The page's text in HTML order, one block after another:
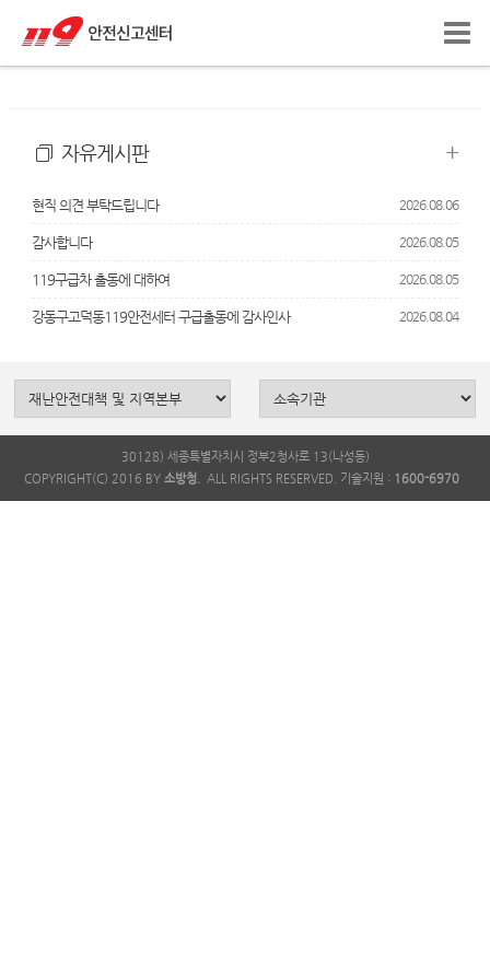
+
공지사항
+
자유게시판
현직 의견 부탁드립니다 2026.08.06
감사합니다 2026.08.05
119구급차 출동에 대하여 2026.08.05
강동구고덕동119안전세터 구급출동에 감사인사 2026.08.04
30128) 세종특별자치시 정부2청사로 13(나성동)
COPYRIGHT(C) 2016 BY 소방청. ALL RIGHTS RESERVED. 기술지원 : 1600-6970